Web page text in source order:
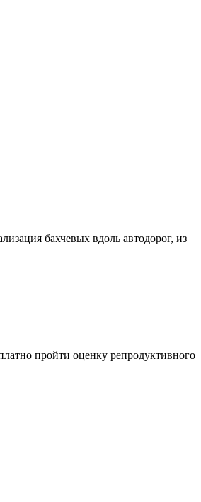
бахчевых вдоль автодорог, из
пройти оценку репродуктивного